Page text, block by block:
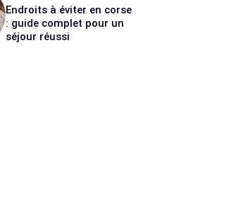
Endroits à éviter en corse
: guide complet pour un
séjour réussi